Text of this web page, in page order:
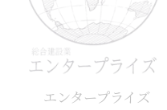
エンタープライズ